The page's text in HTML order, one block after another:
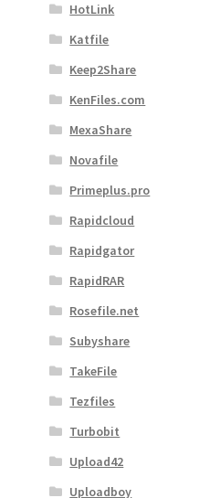
HotLink
Katfile
Keep2Share
KenFiles.com
MexaShare
Novafile
Primeplus.pro
Rapidcloud
Rapidgator
RapidRAR
Rosefile.net
Subyshare
TakeFile
Tezfiles
Turbobit
Upload42
Uploadboy